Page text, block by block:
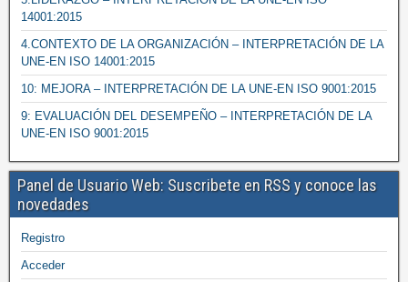
14001:2015
4.CONTEXTO DE LA ORGANIZACIÓN – INTERPRETACIÓN DE LA
UNE-EN ISO 14001:2015
10: MEJORA – INTERPRETACIÓN DE LA UNE-EN ISO 9001:2015
9: EVALUACIÓN DEL DESEMPEÑO – INTERPRETACIÓN DE LA
UNE-EN ISO 9001:2015
Panel de Usuario Web: Suscribete en RSS y conoce las
novedades
Registro
Acceder